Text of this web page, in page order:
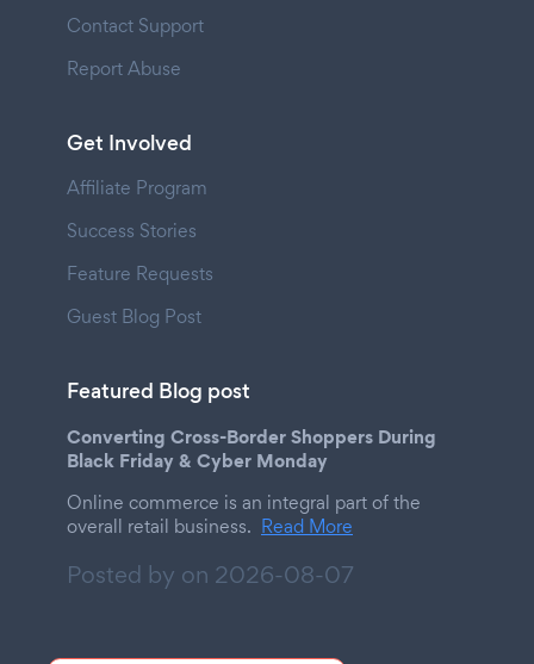
Contact Support
Report Abuse
Get Involved
Affiliate Program
Success Stories
Feature Requests
Guest Blog Post
Featured Blog post
Converting Cross-Border Shoppers During
Black Friday & Cyber Monday
Online commerce is an integral part of the
overall retail business. Read More
Posted by on 2026-08-07